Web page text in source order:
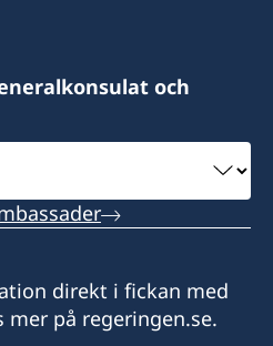
och
direkt i fickan med
mer på regeringen.se.